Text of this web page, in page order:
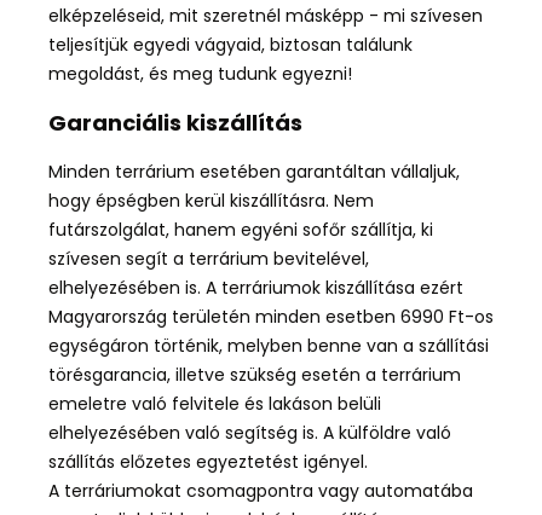
elképzeléseid, mit szeretnél másképp - mi szívesen
teljesítjük egyedi vágyaid, biztosan találunk
megoldást, és meg tudunk egyezni!
Garanciális kiszállítás
Minden terrárium esetében garantáltan vállaljuk,
hogy épségben kerül kiszállításra. Nem
futárszolgálat, hanem egyéni sofőr szállítja, ki
szívesen segít a terrárium bevitelével,
elhelyezésében is. A terráriumok kiszállítása ezért
Magyarország területén minden esetben 6990 Ft-os
egységáron történik, melyben benne van a szállítási
törésgarancia, illetve szükség esetén a terrárium
emeletre való felvitele és lakáson belüli
elhelyezésében való segítség is. A külföldre való
szállítás előzetes egyeztetést igényel.
A terráriumokat csomagpontra vagy automatába